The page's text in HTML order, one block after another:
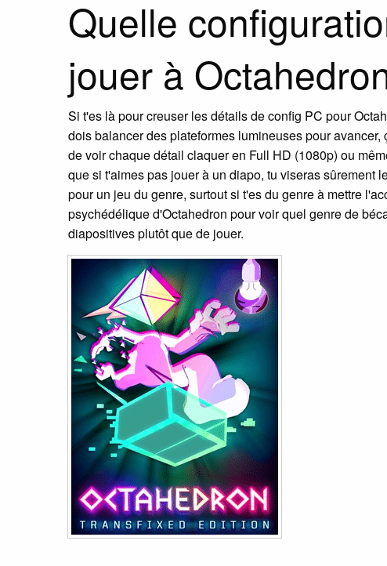
Quelle
jouer à
Si t'es là pour creuser les détails de config PC pour
dois balancer des plateformes lumineuses pour
de voir chaque détail claquer en Full HD (1080p) ou
que si t'aimes pas jouer à un diapo, tu viseras sûrement
pour un jeu du genre, surtout si t'es du genre à mettre
psychédélique d'Octahedron pour voir quel genre de
diapositives plutôt que de jouer.